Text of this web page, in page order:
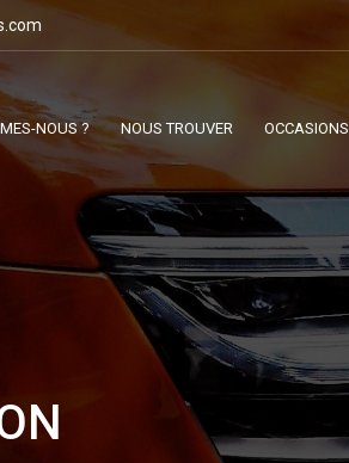
NOUS ? NOUS TROUVER OCCASIONS